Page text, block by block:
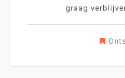
graag